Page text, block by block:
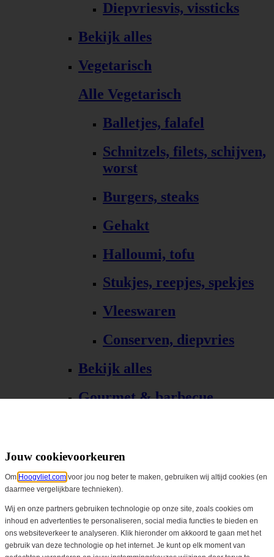
Diepvriesvis, vissticks
Bekijk alles
Vegetarisch
Alle Vegetarisch
Balletjes, falafel
Schnitzels, filets, schijven,
worst
Burgers, steaks
Gehakt
Halloumi, tofu
Stukjes, reepjes, spekjes
Vleeswaren
Conserven, diepvries
Bekijk alles
Gourmet & barbecue
Gourmet, fondue
Barbecue, grill
Bekijk alles
Biologisch
Jouw cookievoorkeuren
Om Hoogvliet.com voor jou nog beter te maken, gebruiken wij altijd cookies (en
daarmee vergelijkbare technieken).
Wij en onze partners gebruiken technologie op onze site, zoals cookies om
inhoud en advertenties te personaliseren, social media functies te bieden en
ons websiteverkeer te analyseren. Klik hieronder om akkoord te gaan met het
gebruik van deze technologie op het internet. Je kunt op elk moment van